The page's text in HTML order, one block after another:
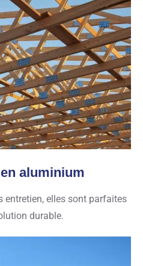
aluminium
entretien, elles sont parfaites
durable.